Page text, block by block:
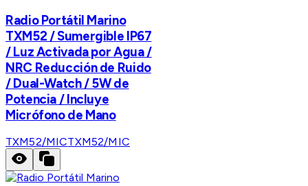
Radio Portátil Marino
TXM52 / Sumergible IP67
/ Luz Activada por Agua /
NRC Reducción de Ruido
/ Dual-Watch / 5W de
Potencia / Incluye
Micrófono de Mano
TXM52/MICTXM52/MIC